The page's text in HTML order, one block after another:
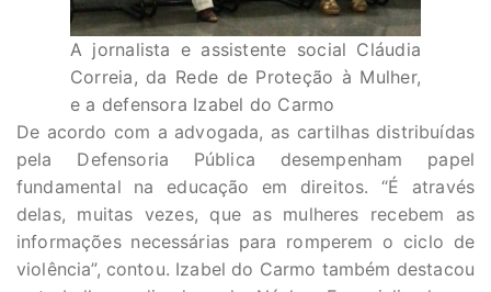
A jornalista e assistente social Cláudia
Correia, da Rede de Proteção à Mulher,
e a defensora Izabel do Carmo
De acordo com a advogada, as cartilhas distribuídas
pela Defensoria Pública desempenham papel
fundamental na educação em direitos. “É através
delas, muitas vezes, que as mulheres recebem as
informações necessárias para romperem o ciclo de
violência”, contou. Izabel do Carmo também destacou